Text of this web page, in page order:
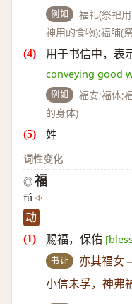
例如
福礼(祭祀
神用的食物);福脯(
用于书信中，表
conveying good
例如
福安;福体;
的身体)
姓
词性变化
◎ 福
fú
动
赐福，保佑
书证 亦其福女
小信未孚，神弗